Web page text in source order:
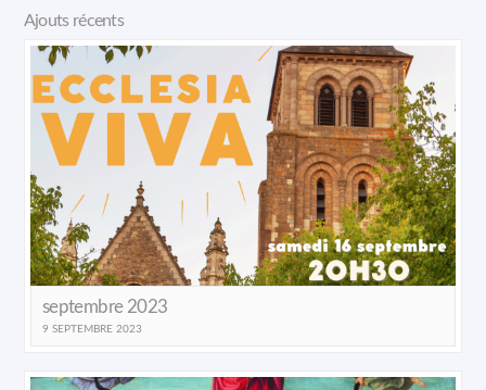
Ajouts récents
septembre 2023
9 SEPTEMBRE 2023